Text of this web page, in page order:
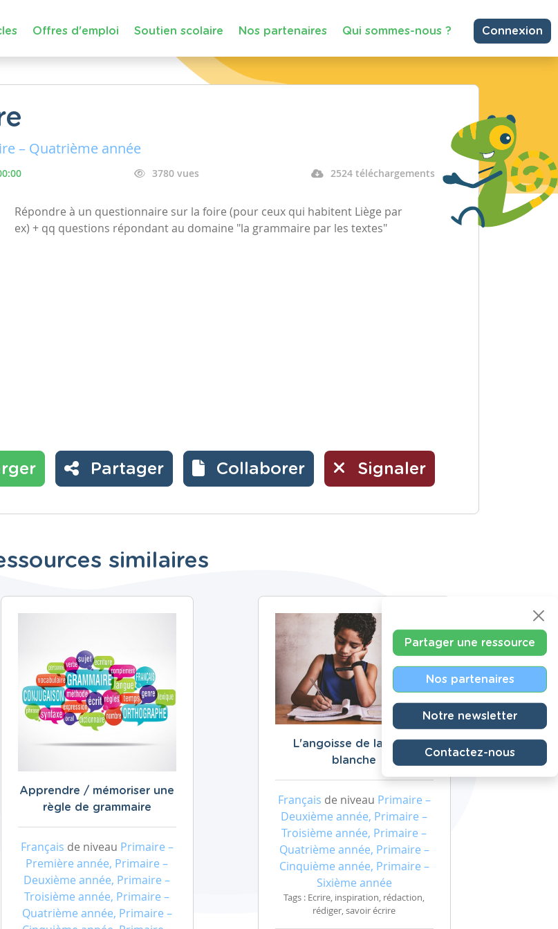
Offres d'emploi Soutien scolaire Nos partenaires Qui sommes-nous ? Connexion
– Quatrième année
3780 vues 2524 téléchargements
Répondre à un questionnaire sur la foire (pour ceux qui habitent Liège par
ex) + qq questions répondant au domaine "la grammaire par les textes"
Partager Collaborer Signaler
similaires
Apprendre / mémoriser une
règle de grammaire
Français de niveau Primaire –
Première année, Primaire –
Deuxième année, Primaire –
Troisième année, Primaire –
Quatrième année, Primaire –
L'angoisse de la page
blanche
Français de niveau Primaire –
Deuxième année, Primaire –
Troisième année, Primaire –
Quatrième année, Primaire –
Cinquième année, Primaire –
Sixième année
Tags : Ecrire, inspiration, rédaction,
rédiger, savoir écrire
Partager une ressource
Nos partenaires
Notre newsletter
Contactez-nous